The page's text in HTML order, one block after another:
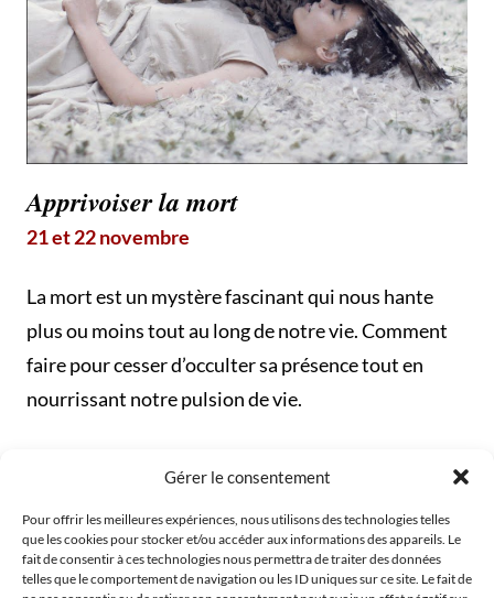
Gérer le consentement
Pour offrir les meilleures expériences, nous utilisons des technologies telles
que les cookies pour stocker et/ou accéder aux informations des appareils. Le
fait de consentir à ces technologies nous permettra de traiter des données
telles que le comportement de navigation ou les ID uniques sur ce site. Le fait de
Apprivoiser la mort
21 et 22 novembre
La mort est un mystère fascinant qui nous hante
plus ou moins tout au long de notre vie. Comment
faire pour cesser d’occulter sa présence tout en
nourrissant notre pulsion de vie.